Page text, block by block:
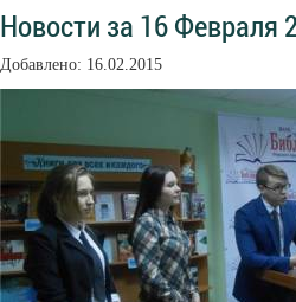
Новости за 16 Февраля
Добавлено: 16.02.2015